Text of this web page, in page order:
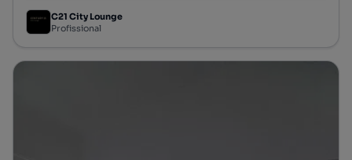
C21 City Lounge
Profissional